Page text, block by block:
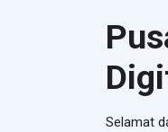
Selamat